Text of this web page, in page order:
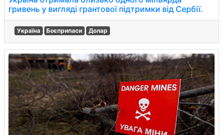
гривень у вигляді грантової підтримки від Сербії.
Україна Боєприпаси Долар